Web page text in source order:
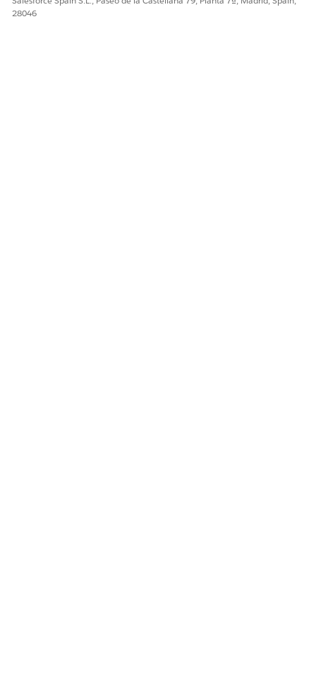
28046